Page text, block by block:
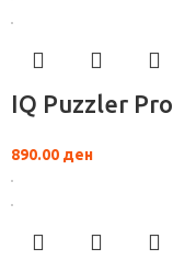
IQ Puzzler Pro
890.00 ден